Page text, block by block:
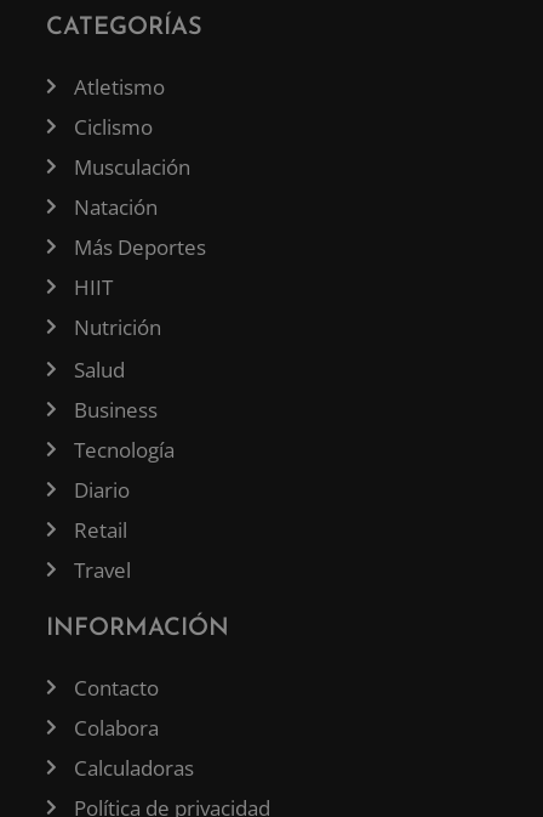
CATEGORÍAS
Atletismo
Ciclismo
Musculación
Natación
Más Deportes
HIIT
Nutrición
Salud
Business
Tecnología
Diario
Retail
Travel
INFORMACIÓN
Contacto
Colabora
Calculadoras
Política de privacidad